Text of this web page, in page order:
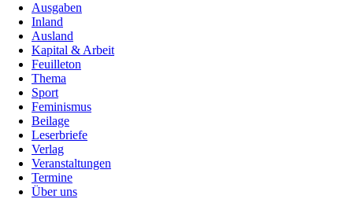
Ausgaben
Inland
Ausland
Kapital & Arbeit
Feuilleton
Thema
Sport
Feminismus
Beilage
Leserbriefe
Verlag
Veranstaltungen
Termine
Über uns